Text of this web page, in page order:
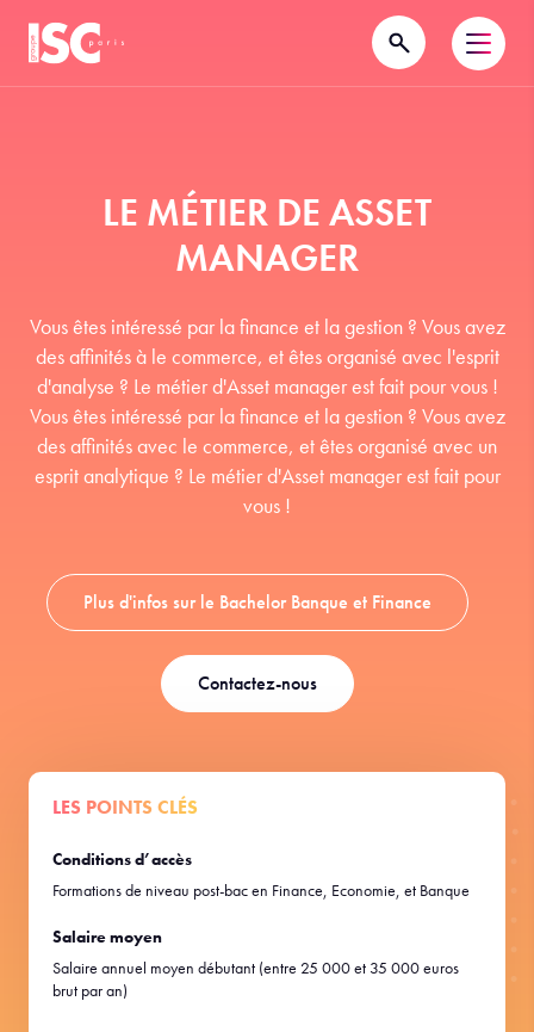
LE MÉTIER DE ASSET
MANAGER
Vous êtes intéressé par la finance et la gestion ? Vous avez
des affinités à le commerce, et êtes organisé avec l'esprit
d'analyse ? Le métier d'Asset manager est fait pour vous !
Vous êtes intéressé par la finance et la gestion ? Vous avez
des affinités avec le commerce, et êtes organisé avec un
esprit analytique ? Le métier d'Asset manager est fait pour
vous !
Plus d'infos sur le Bachelor Banque et Finance
Contactez-nous
LES POINTS CLÉS
Conditions d’accès
Formations de niveau post-bac en Finance, Economie, et Banque
Salaire moyen
Salaire annuel moyen débutant (entre 25 000 et 35 000 euros
brut par an)